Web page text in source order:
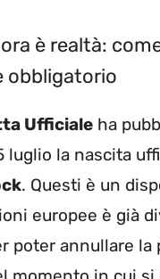
è realtà:
obbligatorio
Ufficiale ha
luglio la nascita
. Questi è un
europee è già
poter annullare la